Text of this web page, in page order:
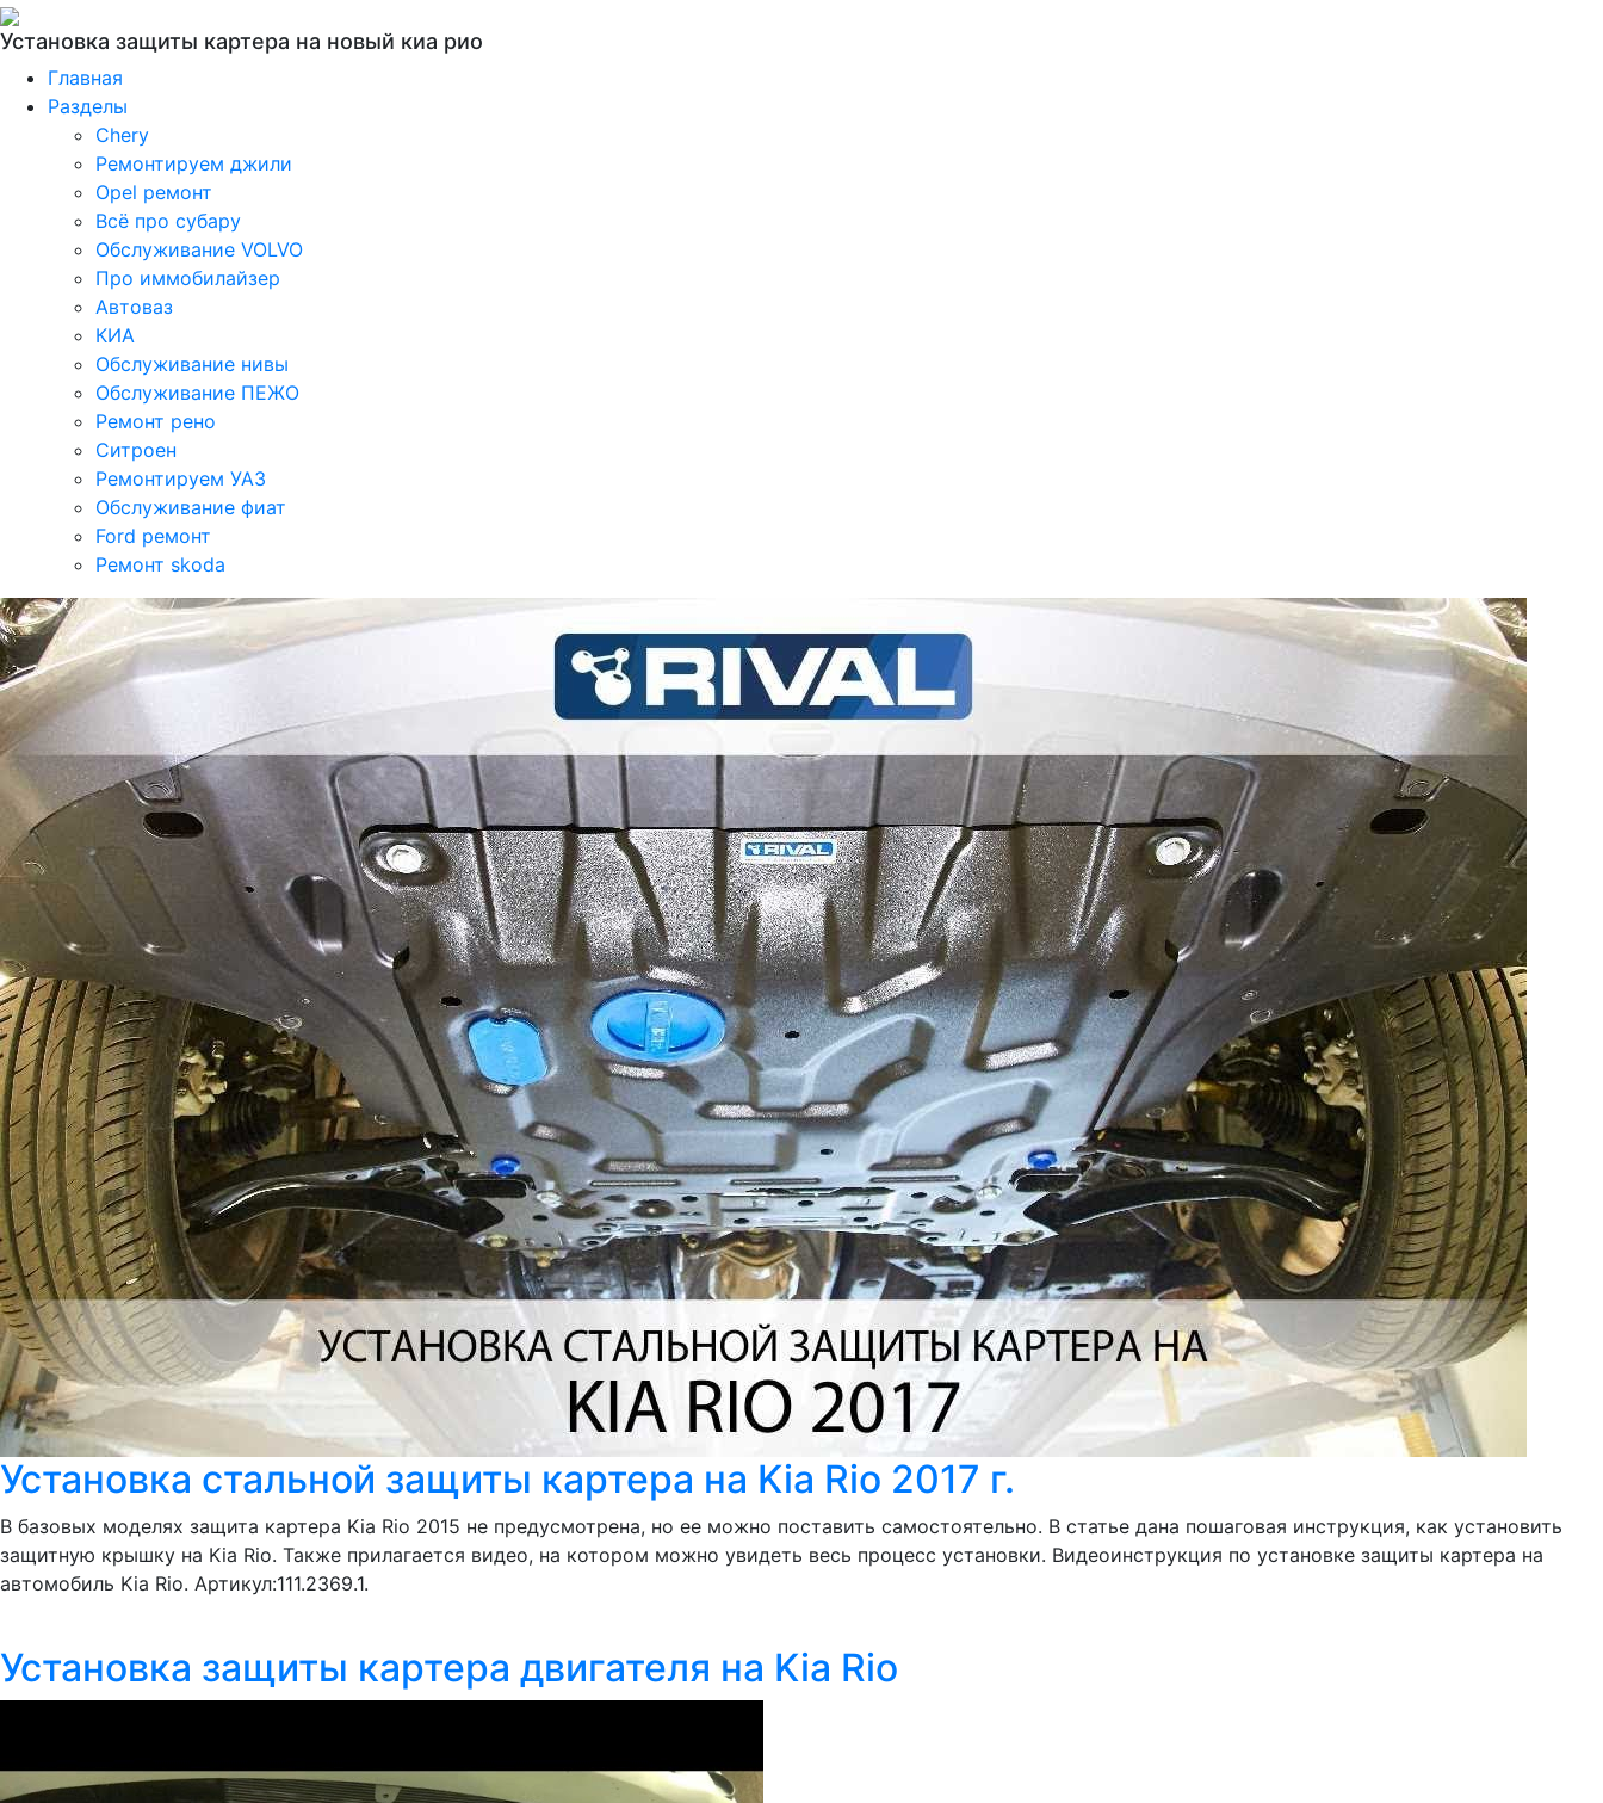
Установка защиты картера на новый киа рио
Главная
Разделы
Chery
Ремонтируем джили
Opel ремонт
Всё про субару
Обслуживание VOLVO
Про иммобилайзер
Автоваз
КИА
Обслуживание нивы
Обслуживание ПЕЖО
Ремонт рено
Ситроен
Ремонтируем УАЗ
Обслуживание фиат
Ford ремонт
Ремонт skoda
Установка стальной защиты картера на Kia Rio 2017 г.
В базовых моделях защита картера Kia Rio 2015 не предусмотрена, но ее можно поставить самостоятельно. В статье дана пошаговая инструкция, как установить
защитную крышку на Kia Rio. Также прилагается видео, на котором можно увидеть весь процесс установки. Видеоинструкция по установке защиты картера на
автомобиль Kia Rio. Артикул:111.2369.1.
Установка защиты картера двигателя на Kia Rio